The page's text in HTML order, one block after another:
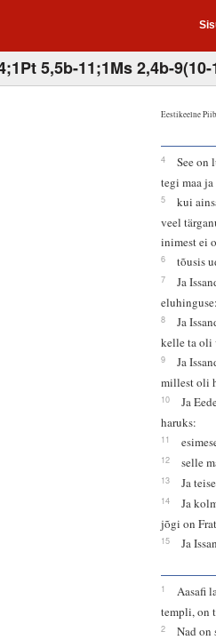
5,5b-11;1Ms 2,4b-
Eestikeelne
4
See on
tegi maa ja
5
kui
veel
inimest ei
6 tõusis
7
Ja
8
Ja
kelle ta oli
9
Ja
millest oli
10
Ja
haruks:
11
12 selle
13 Ja
14
Ja
jõgi on
15 Ja
1
Aasafi
templi, on
2
Nad on